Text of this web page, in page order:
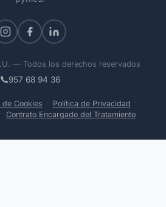
— Todos los derechos reservados
957 68 94 36
de Cookies · Política de Privacidad ·
· Contrato Encargado del Tratamiento